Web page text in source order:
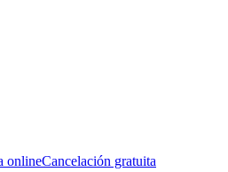
onlineCancelación gratuita